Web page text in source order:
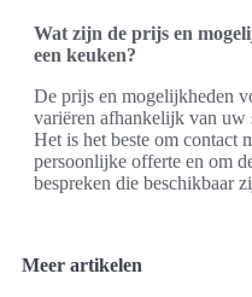
Wat zijn de prijs en
een keuken?
De prijs en mogelijkheden
variëren afhankelijk van uw
Het is het beste om contact
persoonlijke offerte en om
bespreken die beschikbaar
Meer artikelen